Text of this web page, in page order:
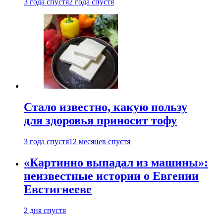
3 года спустя2 года спустя
Стало известно, какую пользу
для здоровья приносит тофу
3 года спустя12 месяцев спустя
«Картинно выпадал из машины»:
неизвестные истории о Евгении
Евстигнееве
2 дня спустя